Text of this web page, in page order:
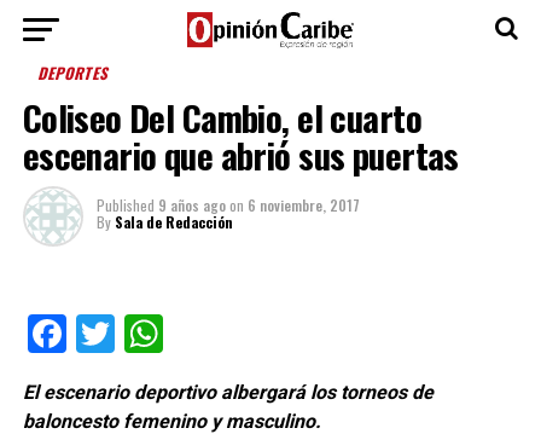
DEPORTES
Coliseo Del Cambio, el cuarto
escenario que abrió sus puertas
Published 9 años agoon 6 noviembre, 2017
By Sala de Redacción
Facebook
TwitterWhatsApp
El escenario deportivo albergará los torneos de
baloncesto femenino y masculino.